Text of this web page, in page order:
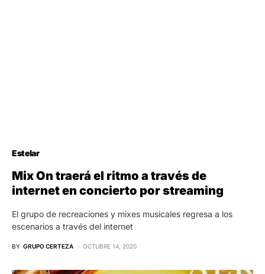
Estelar
Mix On traerá el ritmo a través de
internet en concierto por streaming
El grupo de recreaciones y mixes musicales regresa a los
escenarios a través del internet
BY GRUPO CERTEZA OCTUBRE 14, 2020